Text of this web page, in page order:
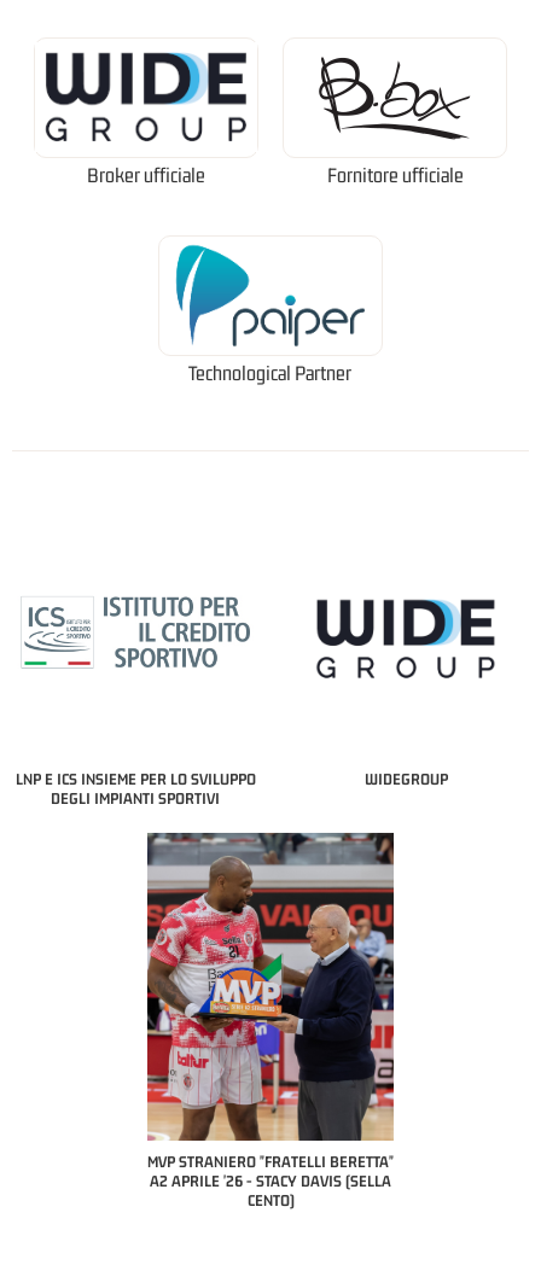
Broker ufficiale Fornitore ufficiale
Technological Partner
LNP E ICS INSIEME PER LO SVILUPPO
DEGLI IMPIANTI SPORTIVI
WIDEGROUP
MVP "FRATELLI BERETTA" SAMUEL
DILAS B NAZIONALE APRILE '26 -
MARCO RESTELLI (TAV TREVIGLIO